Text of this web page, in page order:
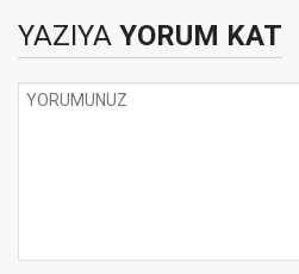
YAZIYA YORUM KAT